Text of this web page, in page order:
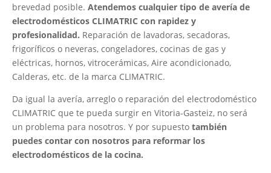
brevedad posible. Atendemos cualquier tipo de avería de
electrodomésticos CLIMATRIC con rapidez y
profesionalidad. Reparación de lavadoras, secadoras,
frigoríficos o neveras, congeladores, cocinas de gas y
eléctricas, hornos, vitrocerámicas, Aire acondicionado,
Calderas, etc. de la marca CLIMATRIC.
Da igual la avería, arreglo o reparación del electrodoméstico
CLIMATRIC que te pueda surgir en Vitoria-Gasteiz, no será
un problema para nosotros. Y por supuesto también
puedes contar con nosotros para reformar los
electrodomésticos de la cocina.